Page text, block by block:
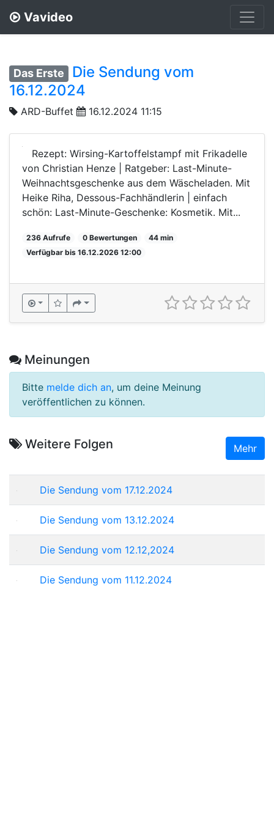
Vavideo
Das Erste
Die Sendung vom
16.12.2024
ARD-Buffet 16.12.2024 11:15
Rezept: Wirsing-Kartoffelstampf mit Frikadelle
von Christian Henze | Ratgeber: Last-Minute-
Weihnachtsgeschenke aus dem Wäscheladen. Mit
Heike Riha, Dessous-Fachhändlerin | einfach
schön: Last-Minute-Geschenke: Kosmetik. Mit...
236 Aufrufe 0 Bewertungen
44 min
Verfügbar bis 16.12.2026 12:00
Meinungen
Bitte melde dich an, um deine Meinung
veröffentlichen zu können.
Weitere Folgen Mehr
Die Sendung vom 17.12.2024
Die Sendung vom 13.12.2024
Die Sendung vom 12.12,2024
Die Sendung vom 11.12.2024